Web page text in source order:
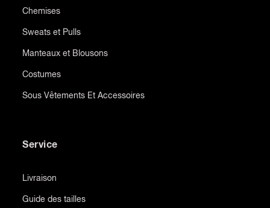
Chemises
Sweats et Pulls
Manteaux et Blousons
Costumes
Sous Vêtements Et Accessoires
Service
Livraison
Guide des tailles